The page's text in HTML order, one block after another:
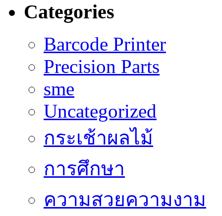
Categories
Barcode Printer
Precision Parts
sme
Uncategorized
กระเช้าผลไม้
การศึกษา
ความสวยความงาม